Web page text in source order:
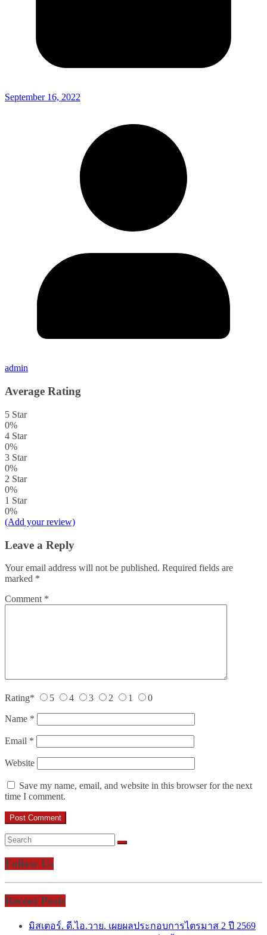
September 16, 2022
admin
Average Rating
5 Star
0%
4 Star
0%
3 Star
0%
2 Star
0%
1 Star
0%
(Add your review)
Leave a Reply
Your email address will not be published. Required fields are
marked *
Comment *
Rating* 5 4 3 2 1 0
Name *
Email *
Website
Save my name, email, and website in this browser for the next
time I comment.
Follow Us
Recent Posts
มิสเตอร์. ดี.ไอ.วาย. เผยผลประกอบการไตรมาส 2 ปี 2569